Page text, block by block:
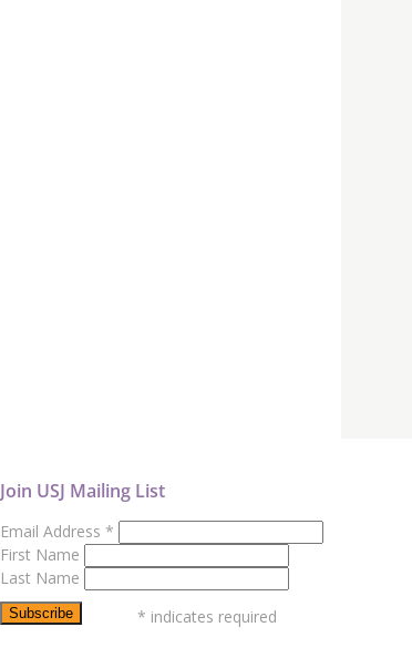
Join USJ Mailing List
Email Address *
First Name
Last Name
* indicates required